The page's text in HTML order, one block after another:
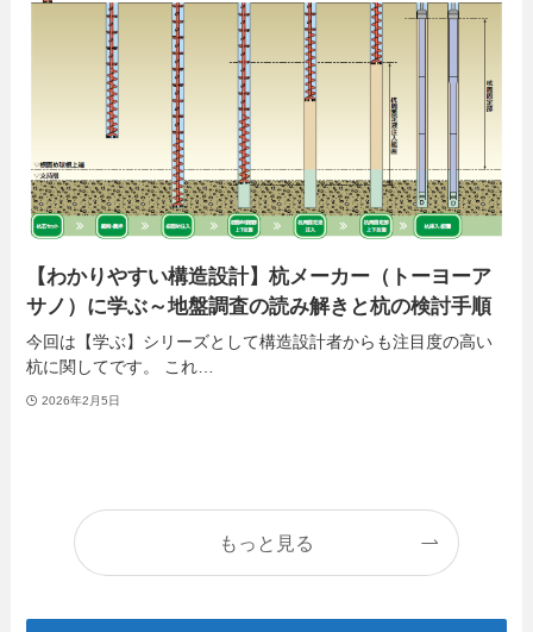
【わかりやすい構造設計】杭メーカー（トーヨーア
サノ）に学ぶ～地盤調査の読み解きと杭の検討手順
今回は【学ぶ】シリーズとして構造設計者からも注目度の高い
杭に関してです。 これ…
2026年2月5日
もっと見る